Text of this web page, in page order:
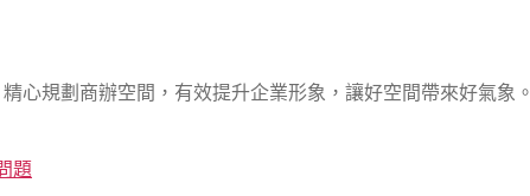
心規劃商辦空間，有效提升企業形象，讓好空間帶來好氣象。
題